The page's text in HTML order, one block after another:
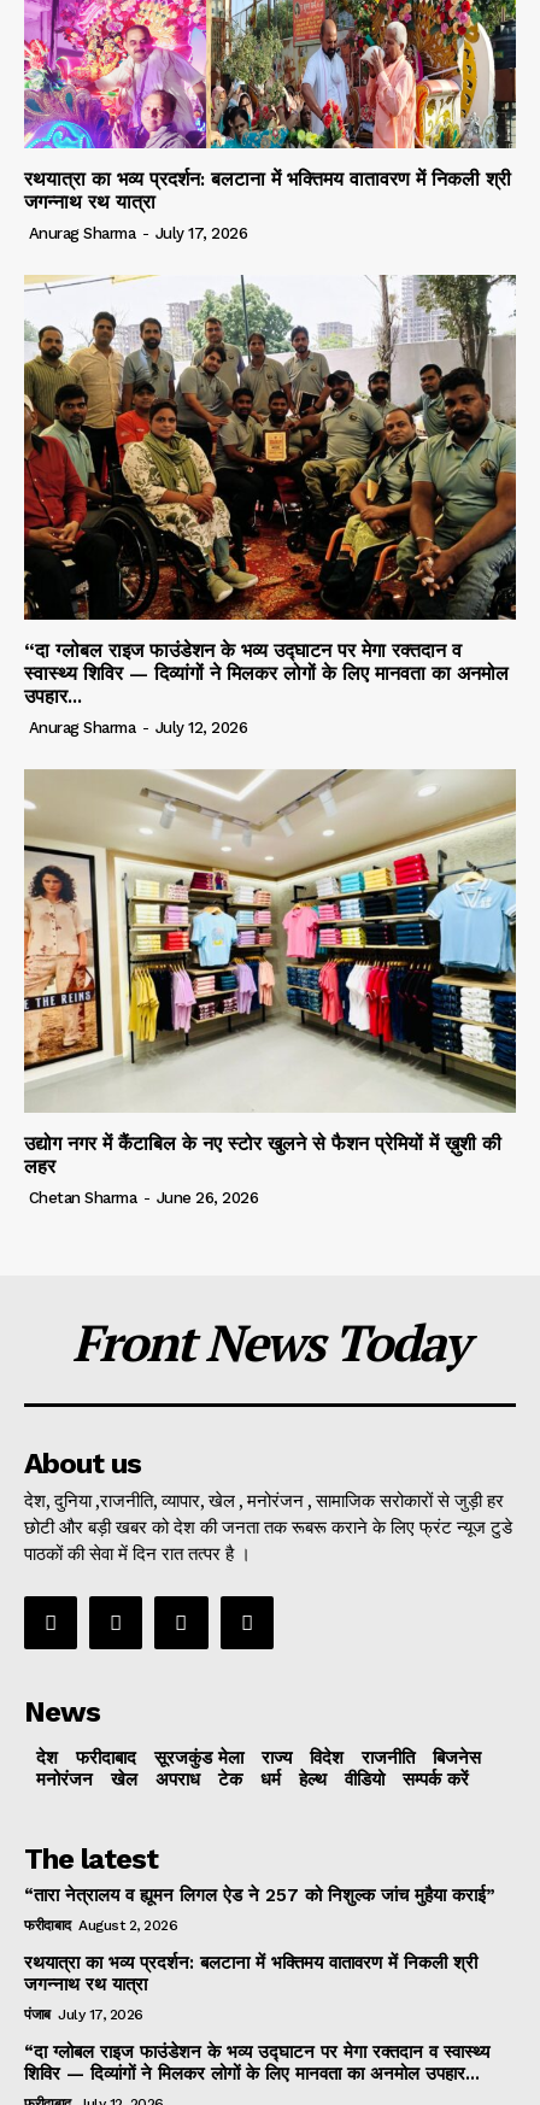
रथयात्रा का भव्य प्रदर्शन: बलटाना में भक्तिमय वातावरण में निकली श्री
जगन्नाथ रथ यात्रा
Anurag Sharma - July 17, 2026
“दा ग्लोबल राइज फाउंडेशन के भव्य उद्घाटन पर मेगा रक्तदान व
स्वास्थ्य शिविर — दिव्यांगों ने मिलकर लोगों के लिए मानवता का अनमोल
उपहार...
Anurag Sharma - July 12, 2026
उद्योग नगर में कैंटाबिल के नए स्टोर खुलने से फैशन प्रेमियों में ख़ुशी की
लहर
Chetan Sharma - June 26, 2026
Front News Today
About us
देश, दुनिया ,राजनीति, व्यापार, खेल , मनोरंजन , सामाजिक सरोकारों से जुड़ी हर
छोटी और बड़ी खबर को देश की जनता तक रूबरू कराने के लिए फ्रंट न्यूज टुडे
पाठकों की सेवा में दिन रात तत्पर है ।
News
देश फरीदाबाद सूरजकुंड मेला राज्‍य विदेश राजनीति
बिजनेस
मनोरंजन
खेल अपराध टेक धर्म हेल्थ वीडियो सम्पर्क करें
The latest
“तारा नेत्रालय व ह्यूमन लिगल ऐड ने 257 को निशुल्क जांच मुहैया कराई”
फरीदाबाद August 2, 2026
रथयात्रा का भव्य प्रदर्शन: बलटाना में भक्तिमय वातावरण में निकली श्री
जगन्नाथ रथ यात्रा
पंजाब July 17, 2026
“दा ग्लोबल राइज फाउंडेशन के भव्य उद्घाटन पर मेगा रक्तदान व स्वास्थ्य
शिविर — दिव्यांगों ने मिलकर लोगों के लिए मानवता का अनमोल उपहार...